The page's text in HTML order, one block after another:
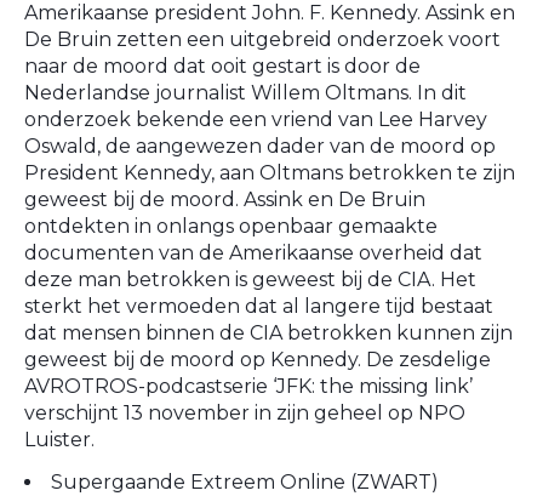
Amerikaanse president John. F. Kennedy. Assink en
De Bruin zetten een uitgebreid onderzoek voort
naar de moord dat ooit gestart is door de
Nederlandse journalist Willem Oltmans. In dit
onderzoek bekende een vriend van Lee Harvey
Oswald, de aangewezen dader van de moord op
President Kennedy, aan Oltmans betrokken te zijn
geweest bij de moord. Assink en De Bruin
ontdekten in onlangs openbaar gemaakte
documenten van de Amerikaanse overheid dat
deze man betrokken is geweest bij de CIA. Het
sterkt het vermoeden dat al langere tijd bestaat
dat mensen binnen de CIA betrokken kunnen zijn
geweest bij de moord op Kennedy. De zesdelige
AVROTROS-podcastserie ‘JFK: the missing link’
verschijnt 13 november in zijn geheel op NPO
Luister.
Supergaande Extreem Online (ZWART)